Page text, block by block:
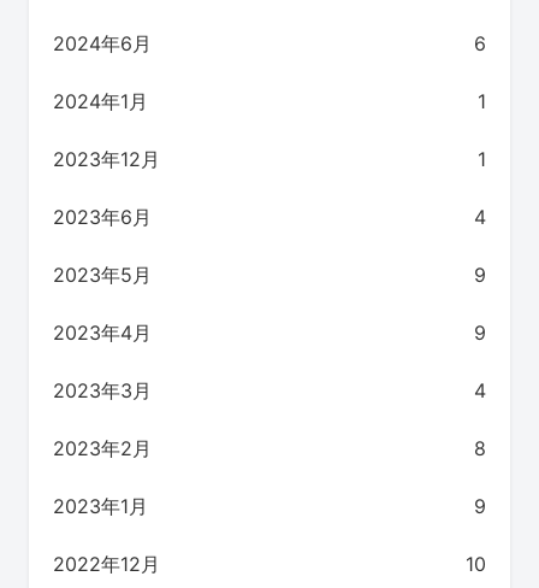
2024年6月 6
2024年1月 1
2023年12月 1
2023年6月 4
2023年5月 9
2023年4月 9
2023年3月 4
2023年2月 8
2023年1月 9
2022年12月 10